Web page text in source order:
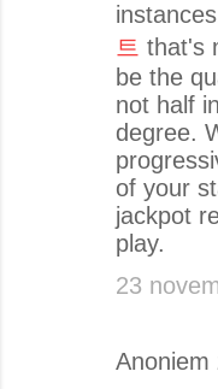
트 that's
be the
not half
degree.
of your
jackpot
play.
23